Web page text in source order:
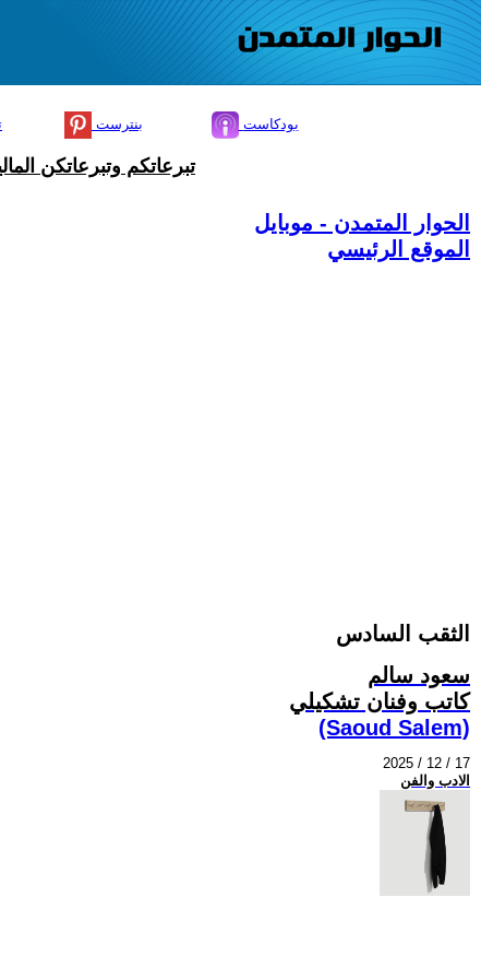
بنترست بودكاست
تبرعاتكم وتبرعاتكن
الحوار المتمدن - موبايل
الموقع الرئيسي
الثقب السادس
سعود سالم
كاتب وفنان تشكيلي
(Saoud Salem)
2025 / 12 / 17
الادب والفن